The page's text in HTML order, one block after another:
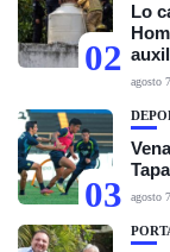
02
Lo
agosto
03 agosto